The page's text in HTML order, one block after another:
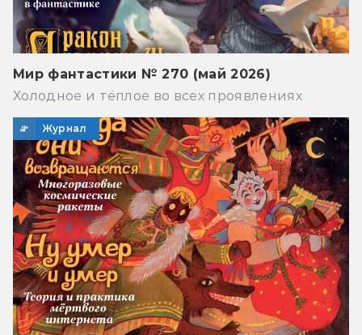
Мир фантастики № 270 (май 2026)
Холодное и тёплое во всех проявлениях
Журнал